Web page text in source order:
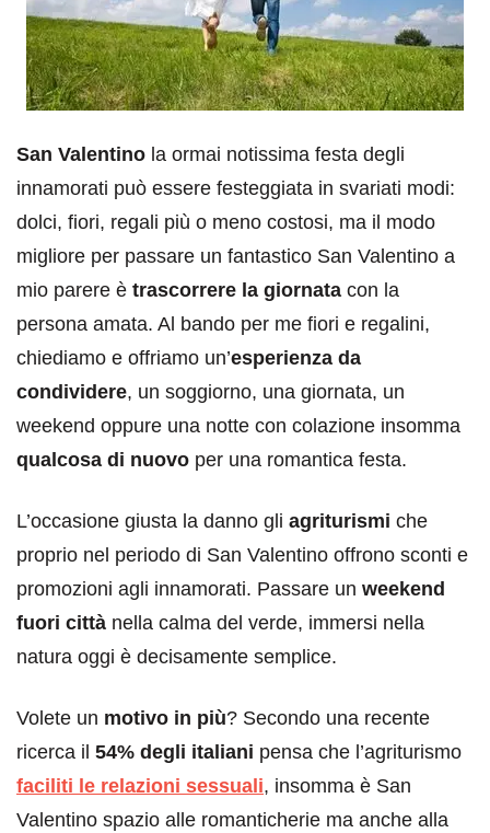
San Valentino la ormai notissima festa degli
innamorati può essere festeggiata in svariati modi:
dolci, fiori, regali più o meno costosi, ma il modo
migliore per passare un fantastico San Valentino a
mio parere è trascorrere la giornata con la
persona amata. Al bando per me fiori e regalini,
chiediamo e offriamo un’esperienza da
condividere, un soggiorno, una giornata, un
weekend oppure una notte con colazione insomma
qualcosa di nuovo per una romantica festa.
L’occasione giusta la danno gli agriturismi che
proprio nel periodo di San Valentino offrono sconti e
promozioni agli innamorati. Passare un weekend
fuori città nella calma del verde, immersi nella
natura oggi è decisamente semplice.
Volete un motivo in più? Secondo una recente
ricerca il 54% degli italiani pensa che l’agriturismo
faciliti le relazioni sessuali, insomma è San
Valentino spazio alle romanticherie ma anche alla